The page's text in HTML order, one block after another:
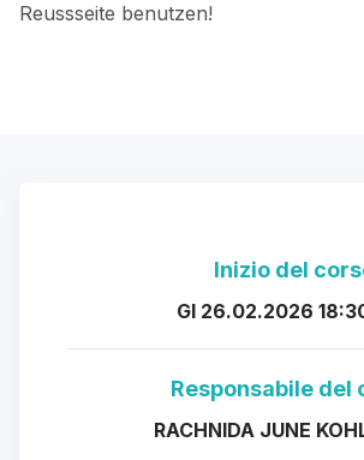
Reussseite benutzen!
Inizio del
GI 26.02.2026
Responsabile del
RACHNIDA JUNE